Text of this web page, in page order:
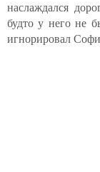
наслаждался
будто у него не
игнорировал